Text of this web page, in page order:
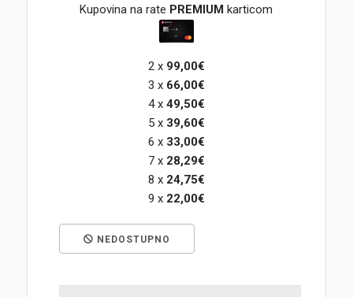
POKLON VAUČER
Kupovina na rate PREMIUM karticom
2 x 99,00€
3 x 66,00€
4 x 49,50€
5 x 39,60€
6 x 33,00€
7 x 28,29€
8 x 24,75€
9 x 22,00€
NEDOSTUPNO